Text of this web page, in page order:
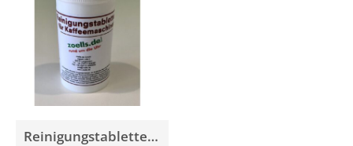
Reinigungstabletten für Kaffeemaschinen 25x 2g